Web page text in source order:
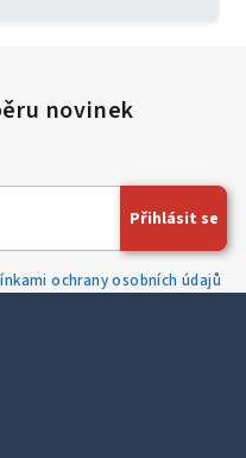
ochrany osobních údajů
Přihlásit se